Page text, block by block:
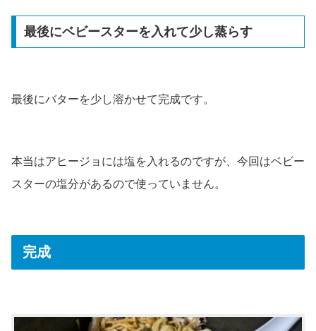
最後にベビースターを入れて少し蒸らす
最後にバターを少し溶かせて完成です。
本当はアヒージョには塩を入れるのですが、今回はベビー
スターの塩分があるので使っていません。
完成